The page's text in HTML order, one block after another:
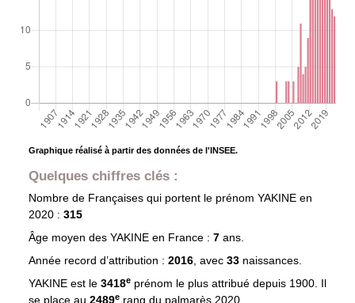
Graphique réalisé à partir des données de l'INSEE.
Quelques chiffres clés :
Nombre de Françaises qui portent le prénom YAKINE en
2020 : 315
Âge moyen des YAKINEen France : 7 ans.
Année record d’attribution : 2016, avec 33 naissances.
YAKINE est le 3418eprénom le plus attribué depuis 1900. Il
se place au 2489e rang du palmarès 2020.